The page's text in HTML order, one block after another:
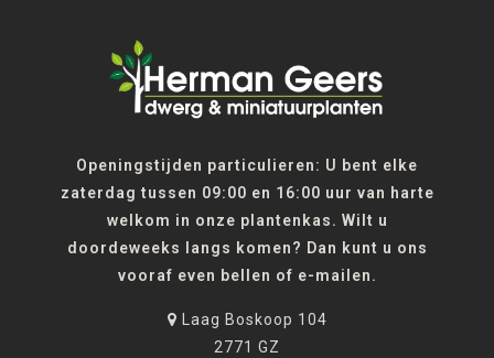
Openingstijden particulieren: U bent elke
zaterdag tussen 09:00 en 16:00 uur van harte
welkom in onze plantenkas. Wilt u
doordeweeks langs komen? Dan kunt u ons
vooraf even bellen of e-mailen.
Laag Boskoop 104
2771 GZ